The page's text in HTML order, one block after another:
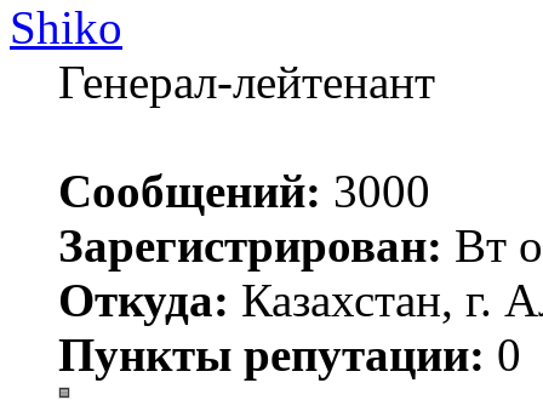
Shiko
Генерал-лейтенант
Сообщений: 3000
Зарегистрирован: Вт
Откуда: Казахстан, г.
Пункты репутации: 0